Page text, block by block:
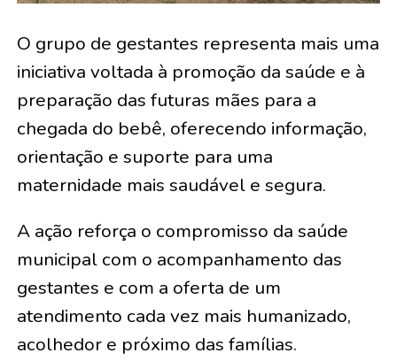
O grupo de gestantes representa mais uma
iniciativa voltada à promoção da saúde e à
preparação das futuras mães para a
chegada do bebê, oferecendo informação,
orientação e suporte para uma
maternidade mais saudável e segura.
A ação reforça o compromisso da saúde
municipal com o acompanhamento das
gestantes e com a oferta de um
atendimento cada vez mais humanizado,
acolhedor e próximo das famílias.